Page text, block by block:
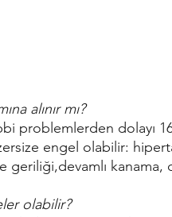
alınır mı?
problemlerden dolayı
engel olabilir:
kanama,
olabilir?